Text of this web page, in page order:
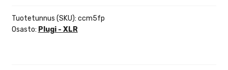
Tuotetunnus (SKU): ccm5fp
Osasto: Plugi - XLR